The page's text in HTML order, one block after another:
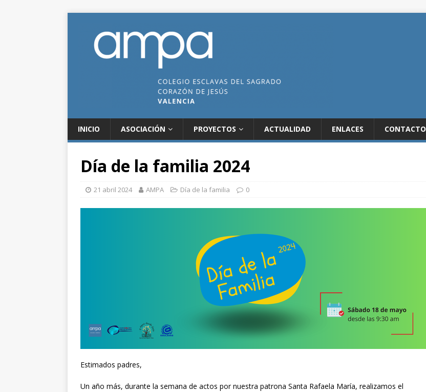
INICIO ASOCIACIÓN PROYECTOS ACTUALIDAD ENLACES CONTACTO
Día de la familia 2024
21 abril 2024 AMPA Día de la familia 0
Estimados padres,
Un año más, durante la semana de actos por nuestra patrona Santa Rafaela María, realizamos el